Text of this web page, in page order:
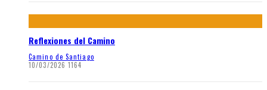
Reflexiones del Camino
Camino de Santiago
10/03/2026 1164